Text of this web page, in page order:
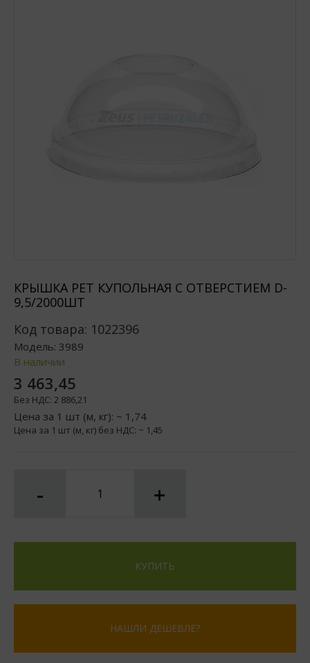
КРЫШКА РЕТ КУПОЛЬНАЯ С ОТВЕРСТИЕМ D-
9,5/2000ШТ
Код товара: 1022396
Модель: 3989
В наличии
3 463,45
Без НДС: 2 886,21
Цена за 1 шт (м, кг): ~ 1,74
Цена за 1 шт (м, кг) без НДС: ~ 1,45
- +
КУПИТЬ
НАШЛИ ДЕШЕВЛЕ?